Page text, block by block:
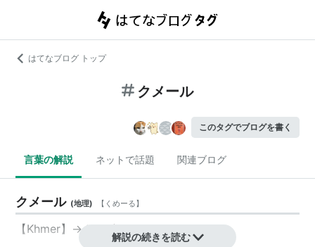
はてなブログ トップ
クメール
このタグでブログを書く
言葉の解説 ネットで話題 関連ブログ
クメール (地理) 【 くめーる】
【Khmer】→カンボジア
解説の続きを読む